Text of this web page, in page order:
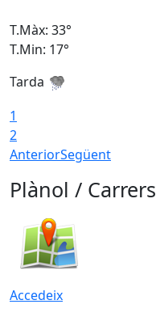
T.Màx: 33°
T.Min: 17°
Tarda
1
2
AnteriorSegüent
Plànol / Carrers
Accedeix